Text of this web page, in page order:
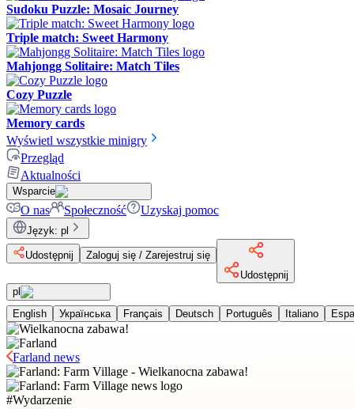
Sudoku Puzzle: Mosaic Journey
Triple match: Sweet Harmony
Mahjongg Solitaire: Match Tiles
Cozy Puzzle
Memory cards
Wyświetl wszystkie minigry
Przegląd
Aktualności
Wsparcie
O nas Społeczność Uzyskaj pomoc
Język: pl
Udostępnij
Zaloguj się / Zarejestruj się
Udostępnij
pl
English
Українська Français Deutsch Português Italiano
Farland news
#Wydarzenie